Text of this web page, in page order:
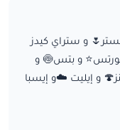
و ستراي كيدز
كورتس⭐ و بتس🍥 و
و إيليت ☁️و إيسبا